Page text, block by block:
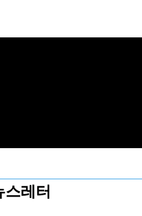
스레터